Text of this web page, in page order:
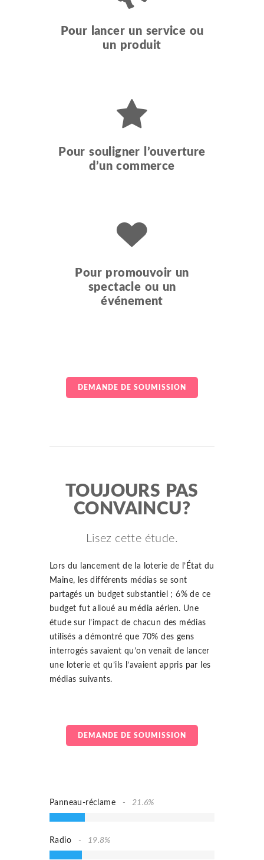
Pour lancer un service ou
un produit
Pour souligner l’ouverture
d’un commerce
Pour promouvoir un
spectacle ou un
événement
DEMANDE DE SOUMISSION
TOUJOURS PAS
CONVAINCU?
Lisez cette étude.
Lors du lancement de la loterie de l’État du
Maine, les différents médias se sont
partagés un budget substantiel ; 6% de ce
budget fut alloué au média aérien. Une
étude sur l’impact de chacun des médias
utilisés a démontré que 70% des gens
interrogés savaient qu’on venait de lancer
une loterie et qu’ils l’avaient appris par les
médias suivants.
DEMANDE DE SOUMISSION
Panneau-réclame 21.6%
Radio 19.8%